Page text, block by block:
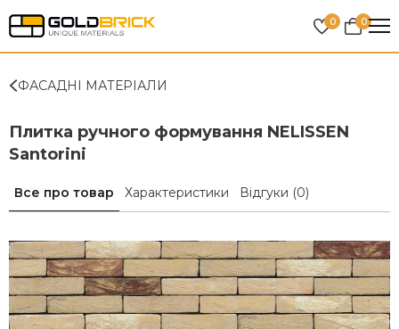
0 0
ФАСАДНІ МАТЕРІАЛИ
Плитка ручного формування NELISSEN
Santorini
Все про товар Характеристики Відгуки (0)